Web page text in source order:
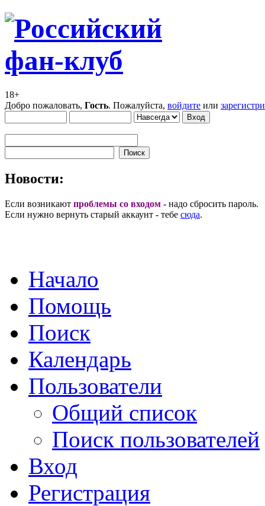
18+
Добро пожаловать, Гость. Пожалуйста, войдите или
Новости:
Если возникают проблемы со входом - надо сбросить пароль.
Если нужно вернуть старый аккаунт - тебе сюда.
Начало
Помощь
Поиск
Календарь
Пользователи
Общий список
Поиск пользователей
Вход
Регистрация